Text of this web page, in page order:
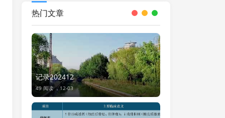
热门文章
记录202412
49 阅读 ，12-03